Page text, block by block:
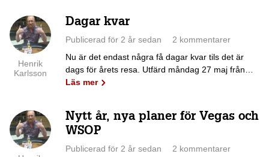
Henrik
Karlsson
Dagar kvar
Publicerad för 2 år sedan
2 kommentarer
Nu är det endast några få dagar kvar tils det är
dags för årets resa. Utfärd måndag 27 maj från…
Läs mer
Nytt år, nya planer för Vegas och
WSOP
Publicerad för 2 år sedan 2 kommentarer